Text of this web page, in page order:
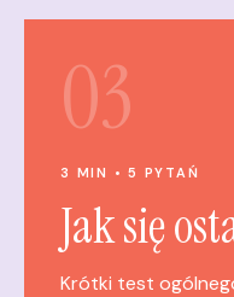
03
3 MIN • 5 PYTAŃ
Jak się
Krótki test